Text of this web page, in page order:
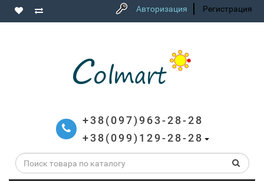
Авторизация Регистрация
+38(097)963-28-28
+38(099)129-28-28